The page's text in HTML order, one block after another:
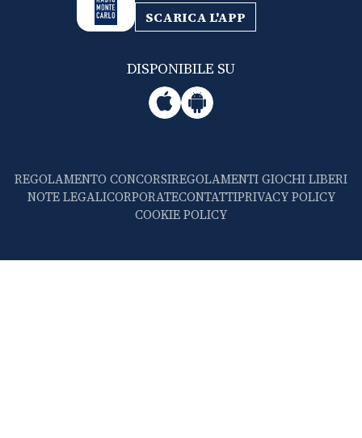
SCARICA L'APP
DISPONIBILE SU
REGOLAMENTO CONCORSIREGOLAMENTI GIOCHI LIBERI
NOTE LEGALICORPORATECONTATTIPRIVACY POLICY
COOKIE POLICY